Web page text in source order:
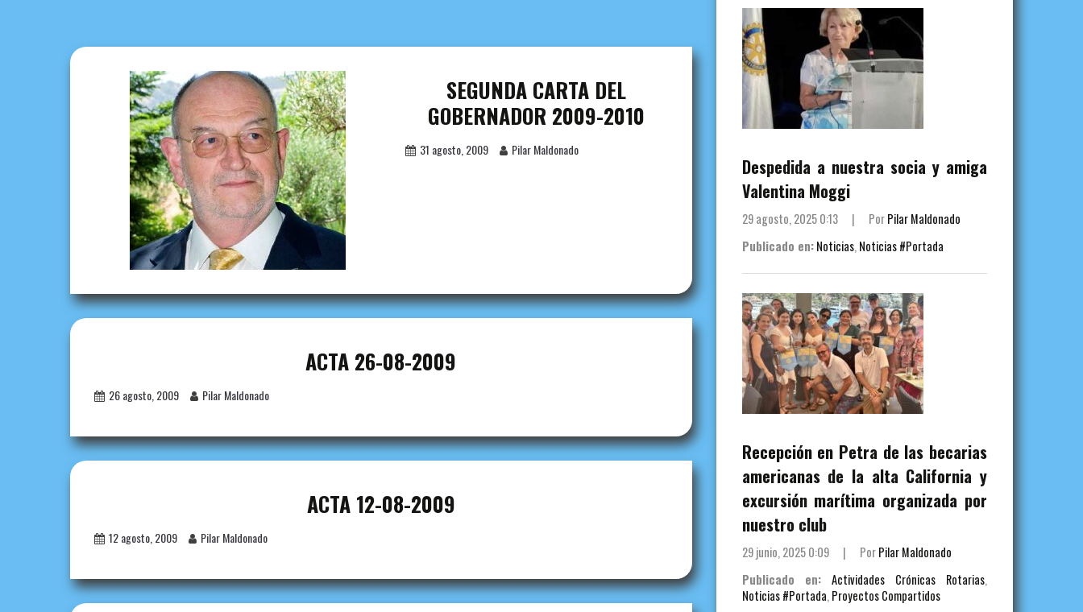
SEGUNDA CARTA DEL
GOBERNADOR 2009-2010
31 agosto, 2009 Pilar Maldonado
ACTA 26-08-2009
26 agosto, 2009 Pilar Maldonado
ACTA 12-08-2009
12 agosto, 2009 Pilar Maldonado
Despedida a nuestra socia y amiga
Valentina Moggi
29 agosto, 2025 0:13 | PorPilar Maldonado
Publicado en: Noticias, Noticias #Portada
Recepción en Petra de las becarias
americanas de la alta California y
excursión marítima organizada por
nuestro club
29 junio, 2025 0:09 | PorPilar Maldonado
Publicado en:
Actividades Crónicas Rotarias,
Noticias #Portada, Proyectos Compartidos